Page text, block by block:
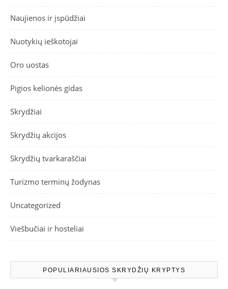
Naujienos ir įspūdžiai
Nuotykių ieškotojai
Oro uostas
Pigios kelionės gidas
Skrydžiai
Skrydžių akcijos
Skrydžių tvarkaraščiai
Turizmo terminų žodynas
Uncategorized
Viešbučiai ir hosteliai
POPULIARIAUSIOS SKRYDŽIŲ KRYPTYS